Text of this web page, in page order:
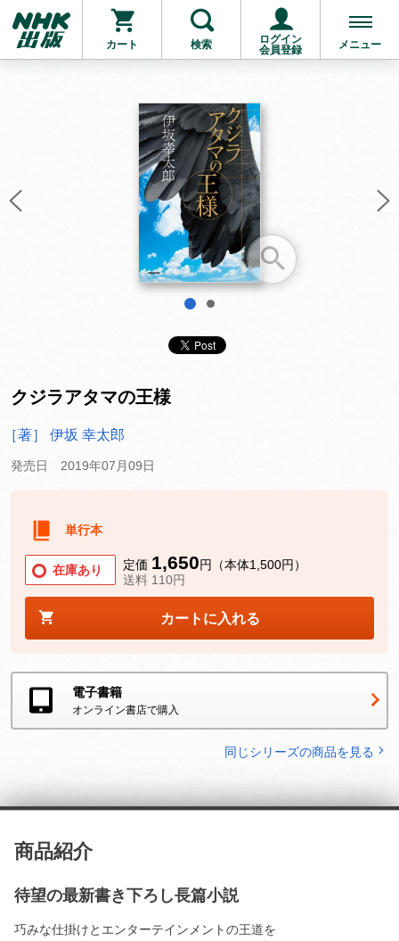
カート 検索
ログイン
会員登録
メニュー
お支払いに進む
他にも商品を買う
1
クジラアタマの王様
［著］ 伊坂 幸太郎
発売日 2019年07月09日
単行本
在庫あり 定価 1,650円（本体1,500円）
送料 110円
カートに入れる
電子書籍
オンライン書店で購入
同じシリーズの商品を見る
商品紹介
待望の最新書き下ろし長篇小説
巧みな仕掛けとエンターテインメントの王道を